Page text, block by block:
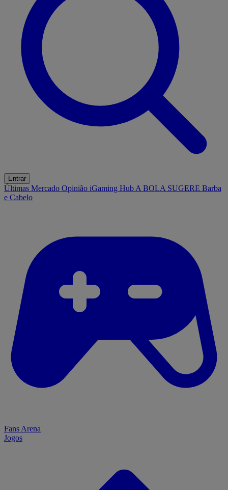
Entrar
Últimas Mercado Opinião iGaming Hub A BOLA SUGERE Barba
e Cabelo
Fans Arena
Jogos